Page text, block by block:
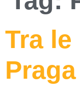
Tra
Praga